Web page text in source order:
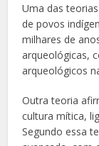
Uma das
de povos
milhares de
arqueológicas,
arqueológicos
Outra teoria
cultura mítica,
Segundo essa